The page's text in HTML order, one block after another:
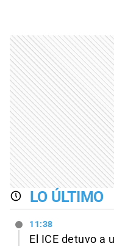
LO ÚLTIMO
11:38
El ICE detuvo a